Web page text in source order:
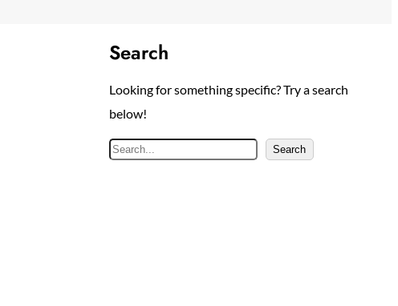
Search
Looking for something specific? Try a search
below!
S
Search